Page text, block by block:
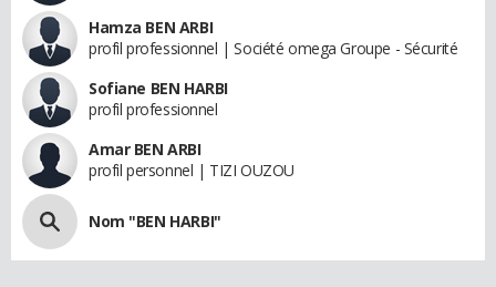
Hamza BEN ARBI
profil professionnel | Société omega Groupe - Sécurité
Sofiane BEN HARBI
profil professionnel
Amar BEN ARBI
profil personnel | TIZI OUZOU
Nom "BEN HARBI"